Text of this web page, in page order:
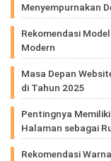
Menyempurnakan
Rekomendasi
Modern
Masa Depan
di Tahun 2025
Pentingnya
Halaman sebagai
Rekomendasi